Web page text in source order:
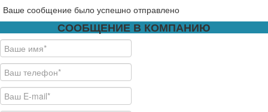
Ваше сообщение было успешно отправлено
СООБЩЕНИЕ В КОМПАНИЮ